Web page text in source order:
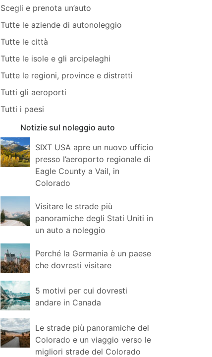
Scegli e prenota un’auto
Tutte le aziende di autonoleggio
Tutte le città
Tutte le isole e gli arcipelaghi
Tutte le regioni, province e distretti
Tutti gli aeroporti
Tutti i paesi
Notizie sul noleggio auto
SIXT USA apre un nuovo ufficio
presso l’aeroporto regionale di
Eagle County a Vail, in
Colorado
Visitare le strade più
panoramiche degli Stati Uniti in
un auto a noleggio
Perché la Germania è un paese
che dovresti visitare
5 motivi per cui dovresti
andare in Canada
Le strade più panoramiche del
Colorado e un viaggio verso le
migliori strade del Colorado